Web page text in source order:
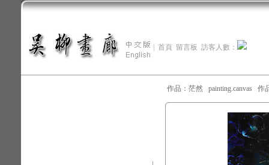
首頁 留言板 訪客人數：
作品：茫然 painting.canvas 作